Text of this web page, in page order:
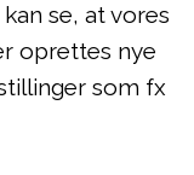
se, at vores
oprettes nye
som fx